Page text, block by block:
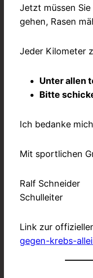
Jetzt müssen
gehen, Rasen
Jeder Kilometer
Unter allen
Bitte
Ich bedanke
Mit sportlichen
Ralf Schneider
Schulleiter
Link zur
gegen-krebs-